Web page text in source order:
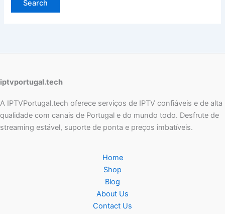
iptvportugal.tech
A IPTVPortugal.tech oferece serviços de IPTV confiáveis e de alta
qualidade com canais de Portugal e do mundo todo. Desfrute de
streaming estável, suporte de ponta e preços imbatíveis.
Home
Shop
Blog
About Us
Contact Us